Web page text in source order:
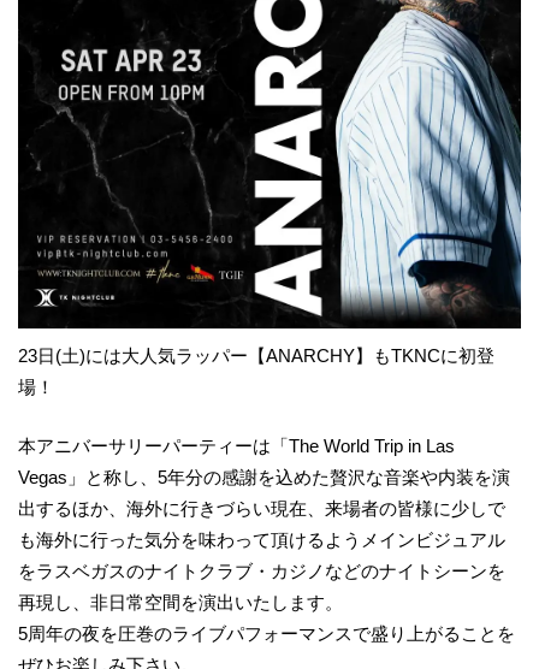
23日(土)には大人気ラッパー【ANARCHY】もTKNCに初登
場！
本アニバーサリーパーティーは「The World Trip in Las
Vegas」と称し、5年分の感謝を込めた贅沢な音楽や内装を演
出するほか、海外に行きづらい現在、来場者の皆様に少しで
も海外に行った気分を味わって頂けるようメインビジュアル
をラスベガスのナイトクラブ・カジノなどのナイトシーンを
再現し、非日常空間を演出いたします。
5周年の夜を圧巻のライブパフォーマンスで盛り上がることを
ぜひお楽しみ下さい。